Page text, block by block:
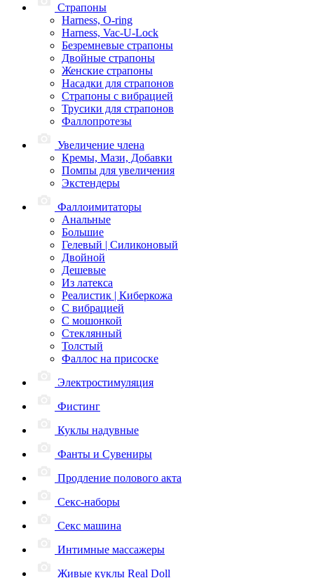
Страпоны
Harness, O-ring
Harness, Vac-U-Lock
Безремневые страпоны
Двойные страпоны
Женские страпоны
Насадки для страпонов
Страпоны с вибрацией
Трусики для страпонов
Фаллопротезы
Увеличение члена
Кремы, Мази, Добавки
Помпы для увеличения
Экстендеры
Фаллоимитаторы
Анальные
Большие
Гелевый | Силиконовый
Двойной
Дешевые
Из латекса
Реалистик | Киберкожа
С вибрацией
С мошонкой
Стеклянный
Толстый
Фаллос на присоске
Электростимуляция
Фистинг
Куклы надувные
Фанты и Сувениры
Продление полового акта
Секс-наборы
Секс машина
Интимные массажеры
Живые куклы Real Doll